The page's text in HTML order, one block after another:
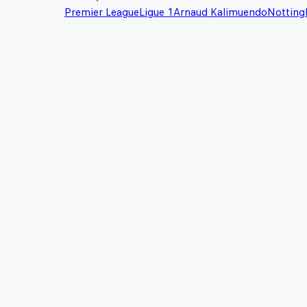
Premier LeagueLigue 1 Arnaud Kalimuendo